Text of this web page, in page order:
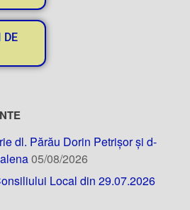
DE
dl. Părău Dorin Petrișor și d-
05/08/2026
Local din 29.07.2026